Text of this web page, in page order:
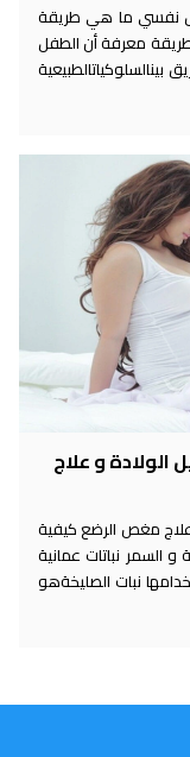
نفسي ما هي طريقة
معرفة أن الطفل
الولادة و علاج
علاج مغص الرضع كيفية
السمر نباتات عمانية
نبات الصليخةهو